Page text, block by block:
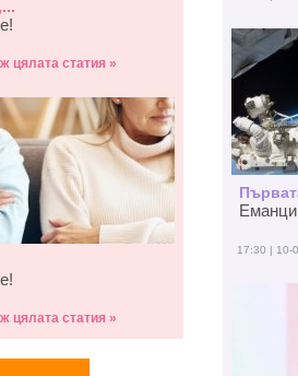
цялата статия »
цялата статия »
17:30 | 10-